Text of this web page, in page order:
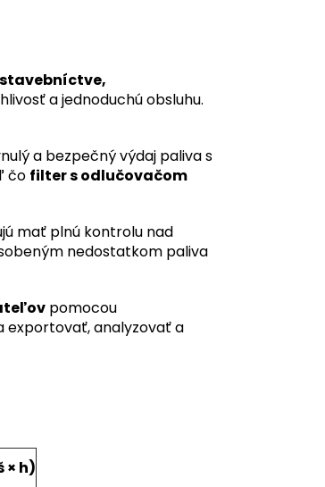
a jednoduchú obsluhu.
a bezpečný výdaj paliva s
čo filter s odlučovačom
mať plnú kontrolu nad
nedostatkom paliva
pomocou
exportovať, analyzovať a
× h)